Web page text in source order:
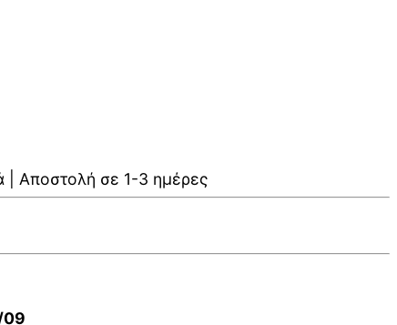
| Αποστολή σε 1-3 ημέρες
09